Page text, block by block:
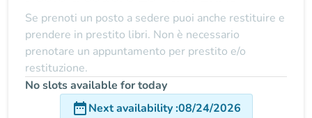
Se prenoti un posto a sedere puoi anche restituire e
prendere in prestito libri. Non è necessario
prenotare un appuntamento per prestito e/o
restituzione.
No slots available for today
date_rangeNext availability:08/24/2026